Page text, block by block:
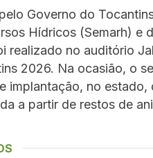
Governo do
Hídricos (Semarh) e
realizado no auditório
2026. Na ocasião, o
implantação, no
a partir de restos de